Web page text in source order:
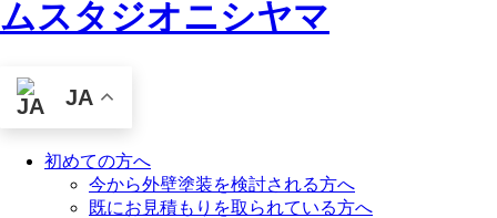
JA
初めての方へ
今から外壁塗装を検討される方へ
既にお見積もりを取られている方へ